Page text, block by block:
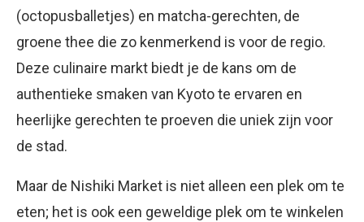
(octopusballetjes) en matcha-gerechten, de
groene thee die zo kenmerkend is voor de regio.
Deze culinaire markt biedt je de kans om de
authentieke smaken van Kyoto te ervaren en
heerlijke gerechten te proeven die uniek zijn voor
de stad.
Maar de Nishiki Market is niet alleen een plek om te
eten; het is ook een geweldige plek om te winkelen